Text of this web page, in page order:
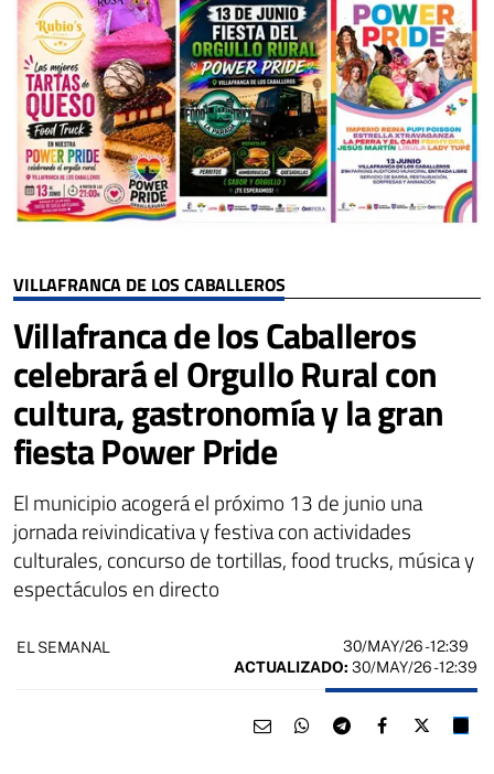
VILLAFRANCA DE LOS CABALLEROS
Villafranca de los Caballeros
celebrará el Orgullo Rural con
cultura, gastronomía y la gran
fiesta Power Pride
El municipio acogerá el próximo 13 de junio una
jornada reivindicativa y festiva con actividades
culturales, concurso de tortillas, food trucks, música y
espectáculos en directo
EL SEMANAL 30/MAY/26- 12:39
ACTUALIZADO: 30/MAY/26 - 12:39